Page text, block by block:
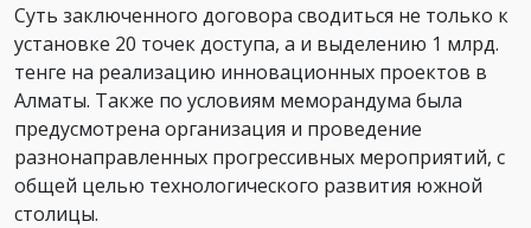
Суть заключенного договора сводиться не только к
установке 20 точек доступа, а и выделению 1 млрд.
тенге на реализацию инновационных проектов в
Алматы. Также по условиям меморандума была
предусмотрена организация и проведение
разнонаправленных прогрессивных мероприятий, с
общей целью технологического развития южной
столицы.